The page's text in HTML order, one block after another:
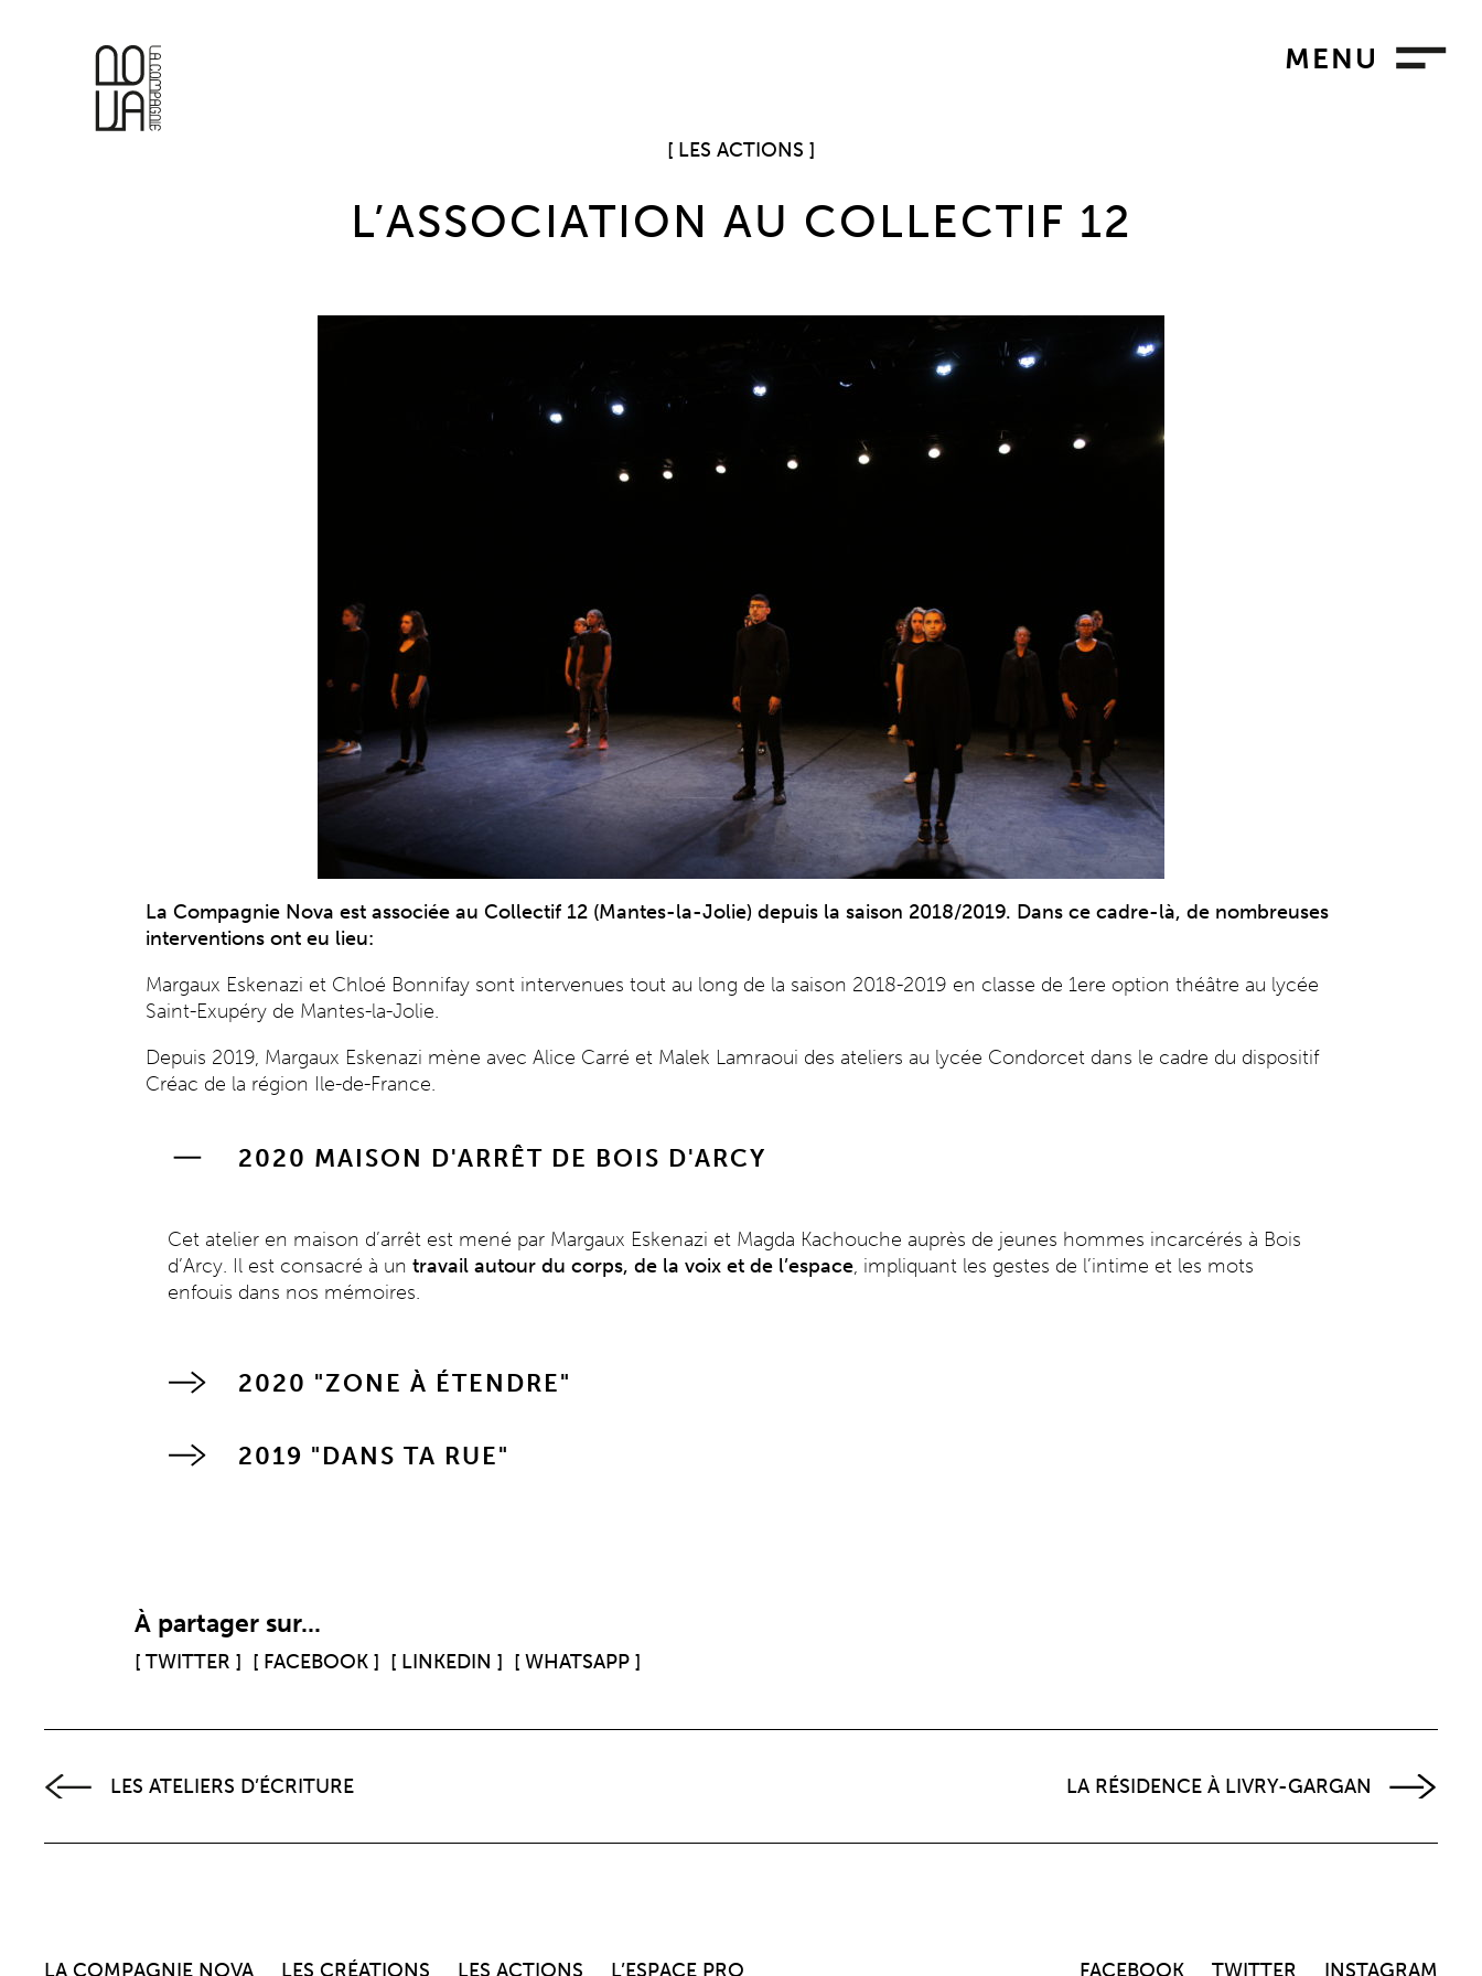
MENU
LES ACTIONS
L’ASSOCIATION AU COLLECTIF 12
La Compagnie Nova est associée au Collectif 12 (Mantes-la-Jolie) depuis la saison 2018/2019. Dans ce cadre-là, de nombreuses
interventions ont eu lieu:
Margaux Eskenazi et Chloé Bonnifay sont intervenues tout au long de la saison 2018-2019 en classe de 1ere option théâtre au lycée
Saint-Exupéry de Mantes-la-Jolie.
Depuis 2019, Margaux Eskenazi mène avec Alice Carré et Malek Lamraoui des ateliers au lycée Condorcet dans le cadre du dispositif
Créac de la région Ile-de-France.
2020 MAISON D'ARRÊT DE BOIS D'ARCY
Cet atelier en maison d’arrêt est mené par Margaux Eskenazi et Magda Kachouche auprès de jeunes hommes incarcérés à Bois
d’Arcy. Il est consacré à un travail autour du corps, de la voix et de l’espace, impliquant les gestes de l’intime et les mots
enfouis dans nos mémoires.
2020 "ZONE À ÉTENDRE"
2019 "DANS TA RUE"
À partager sur...
[ TWITTER ] [ FACEBOOK ] [ LINKEDIN ] [ WHATSAPP ]
LES ATELIERS D’ÉCRITURE LA RÉSIDENCE À LIVRY-GARGAN
LA COMPAGNIE NOVA LES CRÉATIONS LES ACTIONS L’ESPACE PRO FACEBOOK TWITTER INSTAGRAM